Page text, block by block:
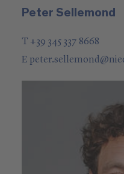
Peter Sellemond
T +39 345 337 8668
E peter.sellemond@